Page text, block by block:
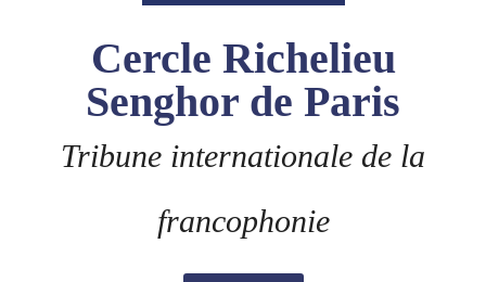
Cercle Richelieu
Senghor de Paris
Tribune internationale de la
francophonie